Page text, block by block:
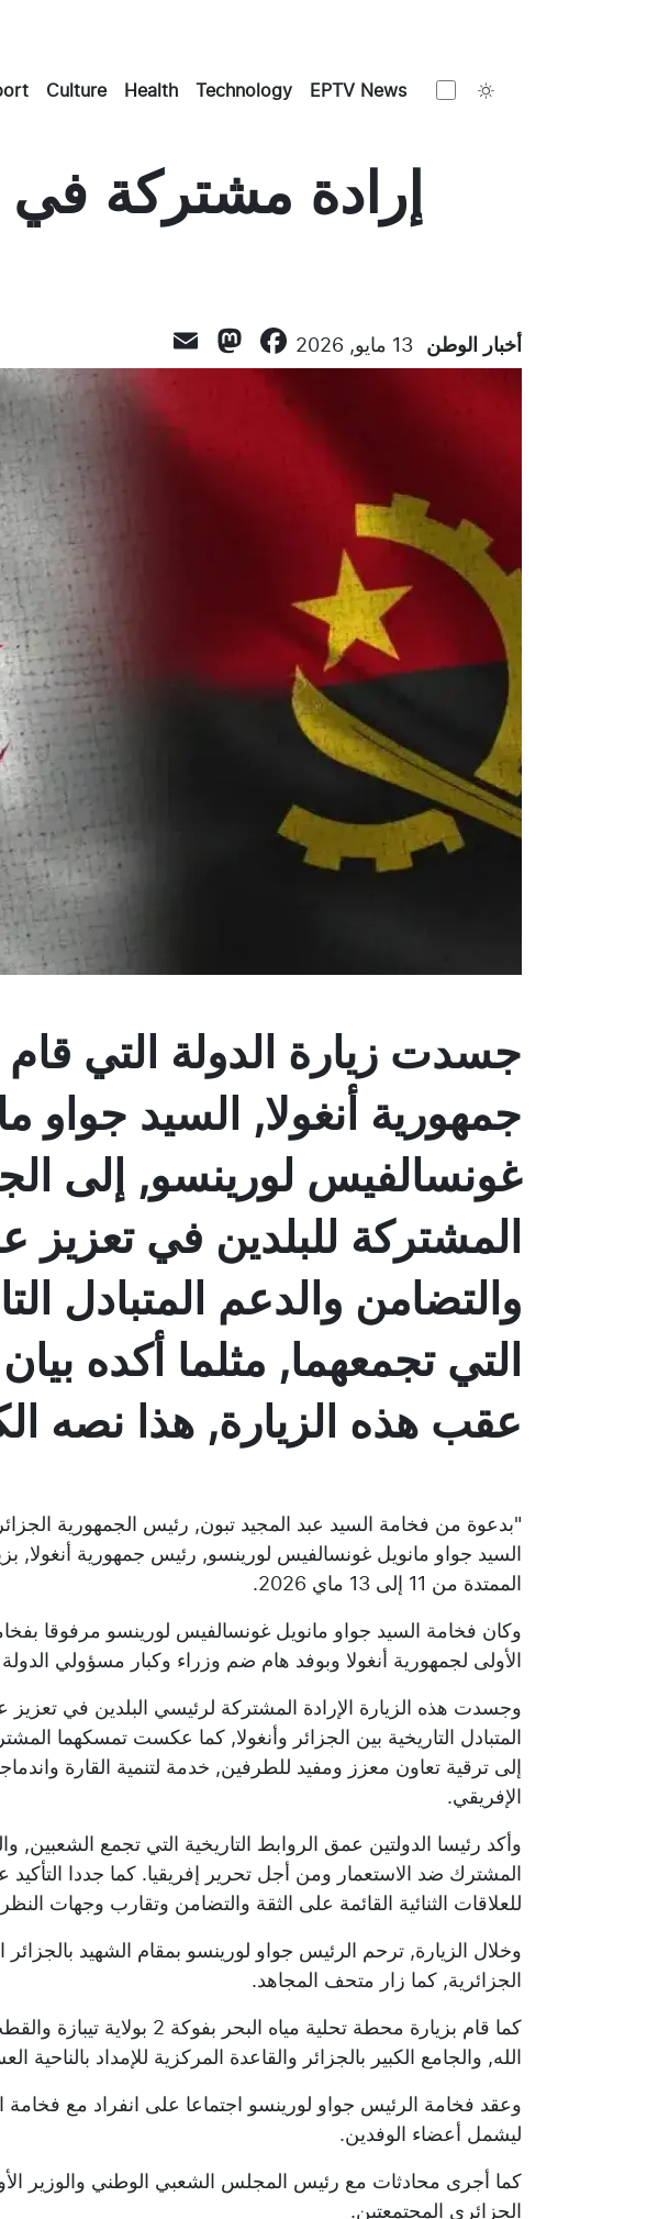
Culture Health Technology EPTV News
إرادة مشتركة في
أخبار الوطن 13 مايو, 2026 Facebook
Mastodon
جسدت زيارة الدولة التي
جمهورية أنغولا, السيد جواو
غونسالفيس لورينسو, إلى
المشتركة للبلدين في تعزيز
والتضامن والدعم المتبادل
التي تجمعهما, مثلما أكده
عقب هذه الزيارة, هذا نصه
"بدعوة من فخامة السيد عبد المجيد تبون, رئيس الجمهورية
السيد جواو مانويل غونسالفيس لورينسو, رئيس جمهورية أنغولا,
الممتدة من 11 إلى 13 ماي 2026.
وكان فخامة السيد جواو مانويل غونسالفيس لورينسو مرفوقا
الأولى لجمهورية أنغولا وبوفد هام ضم وزراء وكبار مسؤولي الدولة
وجسدت هذه الزيارة الإرادة المشتركة لرئيسي البلدين في تعزيز
المتبادل التاريخية بين الجزائر وأنغولا, كما عكست تمسكهما
الإفريقي.
وأكد رئيسا الدولتين عمق الروابط التاريخية التي تجمع
المشترك ضد الاستعمار ومن أجل تحرير إفريقيا. كما جددا التأكيد
للعلاقات الثنائية القائمة على الثقة والتضامن وتقارب وجهات
وخلال الزيارة, ترحم الرئيس جواو لورينسو بمقام الشهيد
الجزائرية, كما زار متحف المجاهد.
كما قام بزيارة محطة تحلية مياه
الله, والجامع الكبير بالجزائر والقاعدة المركزية للإمداد بالناحية
وعقد فخامة الرئيس جواو لورينسو اجتماعا على انفراد مع فخامة
ليشمل أعضاء الوفدين.
كما أجرى محادثات مع رئيس المجلس الشعبي الوطني والوزير
الجزائري المجتمعتين.